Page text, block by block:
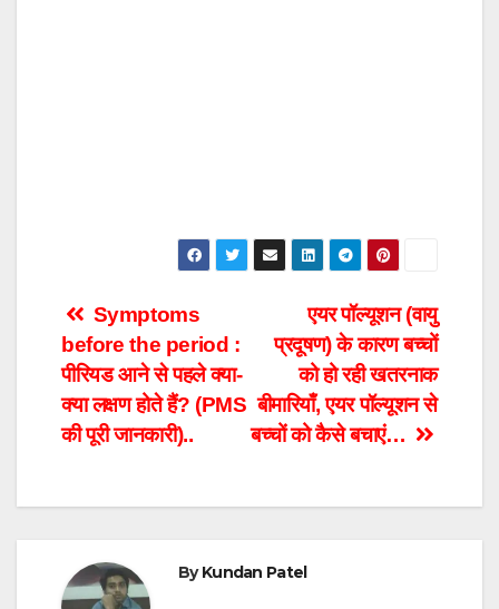
Post
navigation
एयर पॉल्यूशन (वायु
प्रदूषण) के कारण बच्चों
को हो रही खतरनाक
बीमारियाँ, एयर पॉल्यूशन से
बच्चों को कैसे बचाएं…
Symptoms
before the period :
पीरियड आने से पहले क्या-
क्या लक्षण होते हैं? (PMS
की पूरी जानकारी)..
ByKundan Patel